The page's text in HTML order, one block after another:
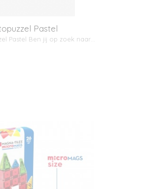
Pastel
Pastel Ben jij op zoek naar…